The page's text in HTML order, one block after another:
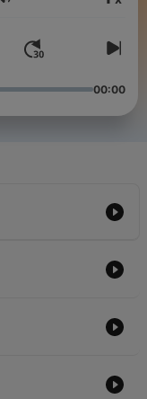
zu einer
Ses
00:00